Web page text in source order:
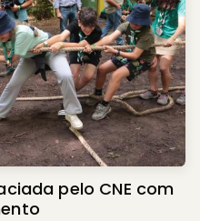
pelo CNE com